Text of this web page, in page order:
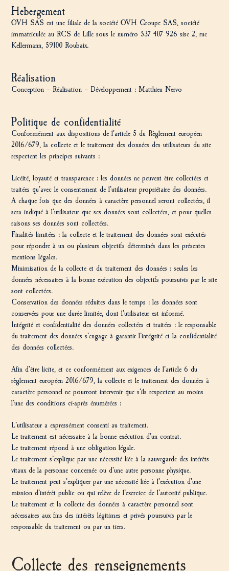
Hebergement
OVH SAS est une filiale de la société OVH Groupe SAS, société
immatriculée au RCS de Lille sous le numéro 537 407 926 sise 2, rue
Kellermann, 59100 Roubaix.
Réalisation
Conception – Réalisation – Développement : Matthieu Nervo
Politique de confidentialité
Conformément aux dispositions de l’article 5 du Règlement européen
2016/679, la collecte et le traitement des données des utilisateurs du site
respectent les principes suivants :
Licéité, loyauté et transparence : les données ne peuvent être collectées et
traitées qu’avec le consentement de l’utilisateur propriétaire des données.
A chaque fois que des données à caractère personnel seront collectées, il
sera indiqué à l’utilisateur que ses données sont collectées, et pour quelles
raisons ses données sont collectées.
Finalités limitées : la collecte et le traitement des données sont exécutés
pour répondre à un ou plusieurs objectifs déterminés dans les présentes
mentions légales.
Minimisation de la collecte et du traitement des données : seules les
données nécessaires à la bonne exécution des objectifs poursuivis par le site
sont collectées.
Conservation des données réduites dans le temps : les données sont
conservées pour une durée limitée, dont l’utilisateur est informé.
Intégrité et confidentialité des données collectées et traitées : le responsable
du traitement des données s’engage à garantir l’intégrité et la confidentialité
des données collectées.
Afin d’être licite, et ce conformément aux exigences de l’article 6 du
règlement européen 2016/679, la collecte et le traitement des données à
caractère personnel ne pourront intervenir que s’ils respectent au moins
l’une des conditions ci-après énumérées :
L’utilisateur a expressément consenti au traitement.
Le traitement est nécessaire à la bonne exécution d’un contrat.
Le traitement répond à une obligation légale.
Le traitement s’explique par une nécessité liée à la sauvegarde des intérêts
vitaux de la personne concernée ou d’une autre personne physique.
Le traitement peut s’expliquer par une nécessité liée à l’exécution d’une
mission d’intérêt public ou qui relève de l’exercice de l’autorité publique.
Le traitement et la collecte des données à caractère personnel sont
nécessaires aux fins des intérêts légitimes et privés poursuivis par le
responsable du traitement ou par un tiers.
Collecte des renseignements